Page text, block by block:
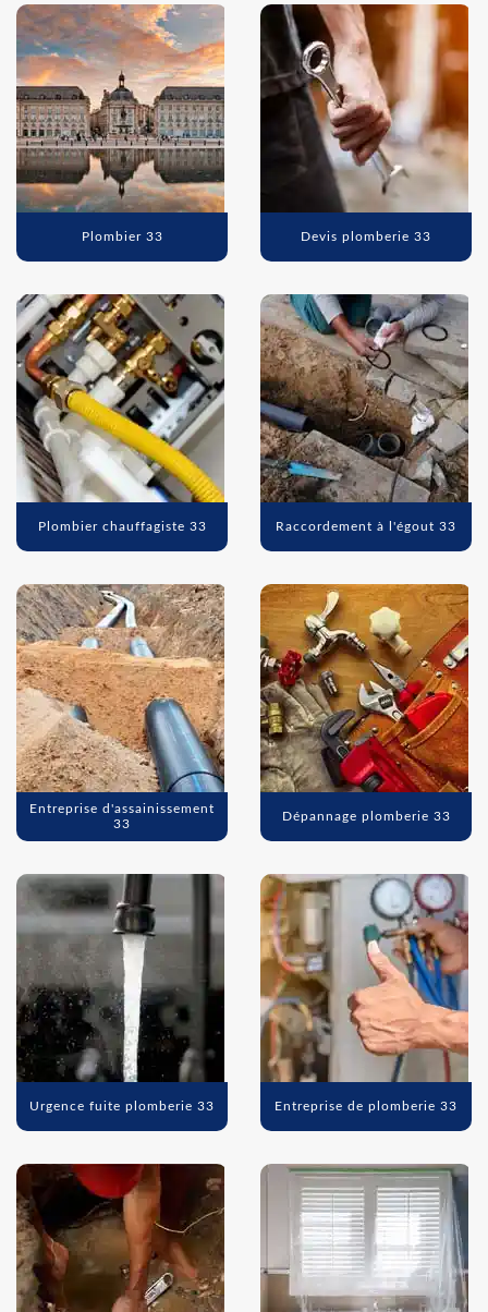
Plombier 33 Devis plomberie 33
Plombier chauffagiste 33 Raccordement à l'égout 33
Entreprise d'assainissement
33
Dépannage plomberie 33
Urgence fuite plomberie 33 Entreprise de plomberie 33